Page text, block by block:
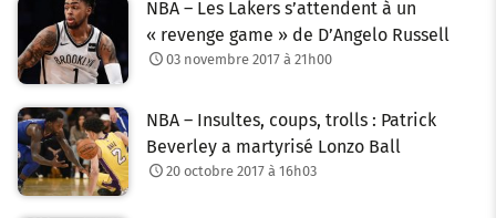
NBA – Les Lakers s’attendent à un
« revenge game » de D’Angelo Russell
03 novembre 2017 à 21h00
NBA – Insultes, coups, trolls : Patrick
Beverley a martyrisé Lonzo Ball
20 octobre 2017 à 16h03